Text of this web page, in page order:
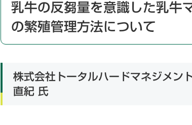
乳牛の反芻量を意識した乳牛
の繁殖管理方法について
株式会社トータルハードマネジメン
直紀 氏